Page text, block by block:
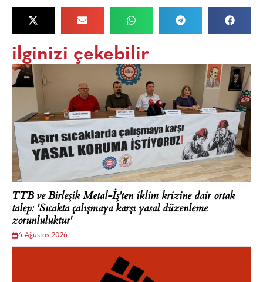
ilginizi çekebilir
TTB ve Birleşik Metal-İş'ten iklim krizine dair ortak
talep: 'Sıcakta çalışmaya karşı yasal düzenleme
zorunluluktur'
6 Ağustos 2026